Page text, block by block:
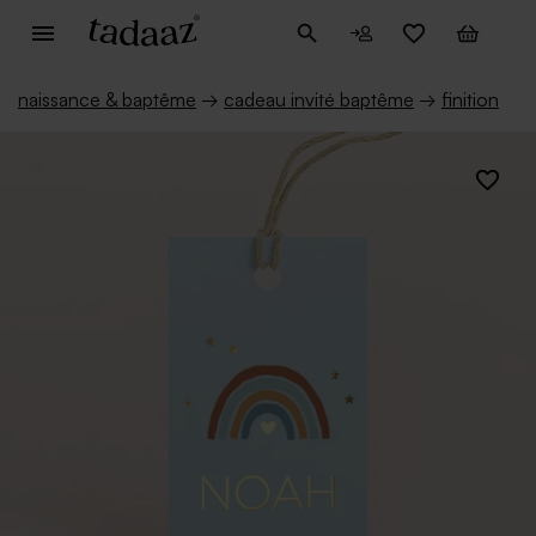
naissance & baptême → cadeau invité baptême → finition